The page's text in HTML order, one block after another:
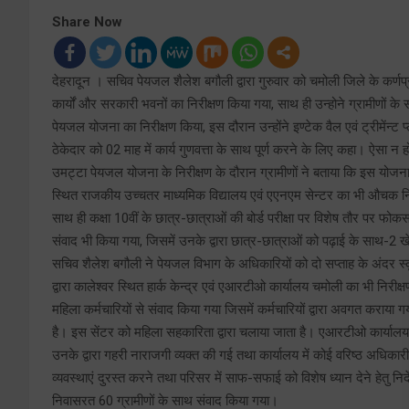
Share Now
देहरादून । सचिव पेयजल शैलेश बगौली द्वारा गुरुवार को चमोली जिले के
कार्यों और सरकारी भवनों का निरीक्षण किया गया, साथ ही उन्होने
पेयजल योजना का निरीक्षण किया, इस दौरान उन्होंने इण्टेक वैल एवं ट्रीमेंन्ट
ठेकेदार को 02 माह में कार्य गुणवत्ता के साथ पूर्ण करने के लिए कहा। ऐसा
उमट्टा पेयजल योजना के निरीक्षण के दौरान ग्रामीणों ने बताया कि इस
स्थित राजकीय उच्चतर माध्यमिक विद्यालय एवं एएनएम सेन्टर का भी औचक
साथ ही कक्षा 10वीं के छात्र-छात्राओं की बोर्ड परीक्षा पर विशेष तौर
संवाद भी किया गया, जिसमें उनके द्वारा छात्र-छात्राओं को पढ़ाई के
सचिव शैलेश बगौली ने पेयजल विभाग के अधिकारियों को दो सप्ताह के
द्वारा कालेश्वर स्थित हार्क केन्द्र एवं एआरटीओ कार्यालय चमोली का भी
महिला कर्मचारियों से संवाद किया गया जिसमें कर्मचारियों द्वारा अवगत
है। इस सेंटर को महिला सहकारिता द्वारा चलाया जाता है। एआरटीओ
उनके द्वारा गहरी नाराजगी व्यक्त की गई तथा कार्यालय में कोई वरिष्ठ
व्यवस्थाएं दुरस्त करने तथा परिसर में साफ-सफाई को विशेष ध्यान देने हेतु
निवासरत 60 ग्रामीणों के साथ संवाद किया गया।